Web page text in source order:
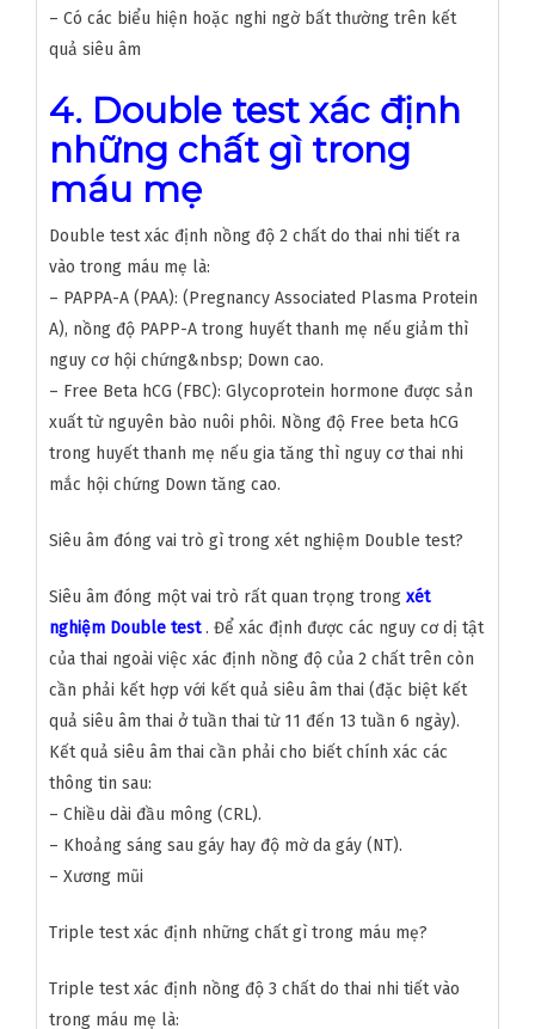
– Có các biểu hiện hoặc nghi ngờ bất thường trên kết
quả siêu âm
4. Double test xác định
những chất gì trong
máu mẹ
Double test xác định nồng độ 2 chất do thai nhi tiết ra
vào trong máu mẹ là:
– PAPPA-A (PAA): (Pregnancy Associated Plasma Protein
A), nồng độ PAPP-A trong huyết thanh mẹ nếu giảm thì
nguy cơ hội chứng&nbsp; Down cao.
– Free Beta hCG (FBC): Glycoprotein hormone được sản
xuất từ nguyên bào nuôi phôi. Nồng độ Free beta hCG
trong huyết thanh mẹ nếu gia tăng thì nguy cơ thai nhi
mắc hội chứng Down tăng cao.
Siêu âm đóng vai trò gì trong xét nghiệm Double test?
Siêu âm đóng một vai trò rất quan trọng trong xét
nghiệm Double test. Để xác định được các nguy cơ dị tật
của thai ngoài việc xác định nồng độ của 2 chất trên còn
cần phải kết hợp với kết quả siêu âm thai (đặc biệt kết
quả siêu âm thai ở tuần thai từ 11 đến 13 tuần 6 ngày).
Kết quả siêu âm thai cần phải cho biết chính xác các
thông tin sau:
– Chiều dài đầu mông (CRL).
– Khoảng sáng sau gáy hay độ mờ da gáy (NT).
– Xương mũi
Triple test xác định những chất gì trong máu mẹ?
Triple test xác định nồng độ 3 chất do thai nhi tiết vào
trong máu mẹ là: